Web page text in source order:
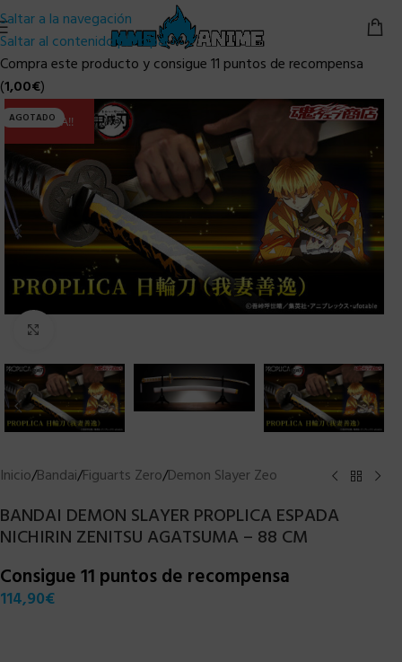
Saltar a la navegación
Saltar al contenido principal
Compra este producto y consigue 11 puntos de recompensa
(1,00€)
AGOTADO
ULTIMA!!
Inicio/Bandai/Figuarts Zero/Demon Slayer Zeo
BANDAI DEMON SLAYER PROPLICA ESPADA
NICHIRIN ZENITSU AGATSUMA – 88 CM
Consigue 11 puntos de recompensa
114,90€